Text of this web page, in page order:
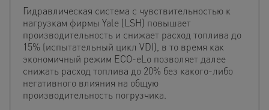
Гидравлическая система с чувствительностью к
нагрузкам фирмы Yale (LSH) повышает
производительность и снижает расход топлива до
15% (испытательный цикл VDI), в то время как
экономичный режим ECO-eLo позволяет далее
снижать расход топлива до 20% без какого-либо
негативного влияния на общую
производительность погрузчика.